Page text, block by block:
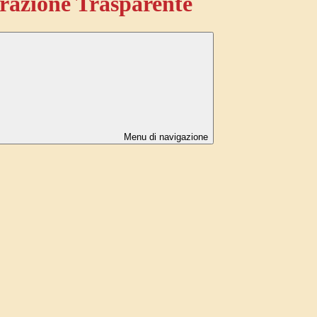
Menu di navigazione